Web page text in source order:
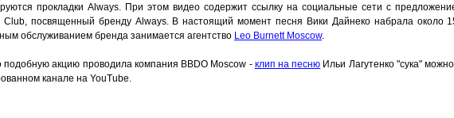
прокладки Always. При этом видео содержит ссылку на социальные сети с
Club, посвященный бренду Always. В настоящий момент песня Вики Дайнеко набрала около
обслуживанием бренда занимается агентство Leo Burnett Moscow.
подобную акцию проводила компания BBDO Moscow - клип на песню Ильи Лагутенко "сука"
канале на YouTube.